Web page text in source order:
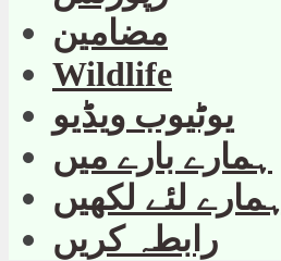
مضامین
Wildlife
یوٹیوب ویڈیو
ہمارے بارے میں
ہمارے لئے لکھیں
رابطہ کریں